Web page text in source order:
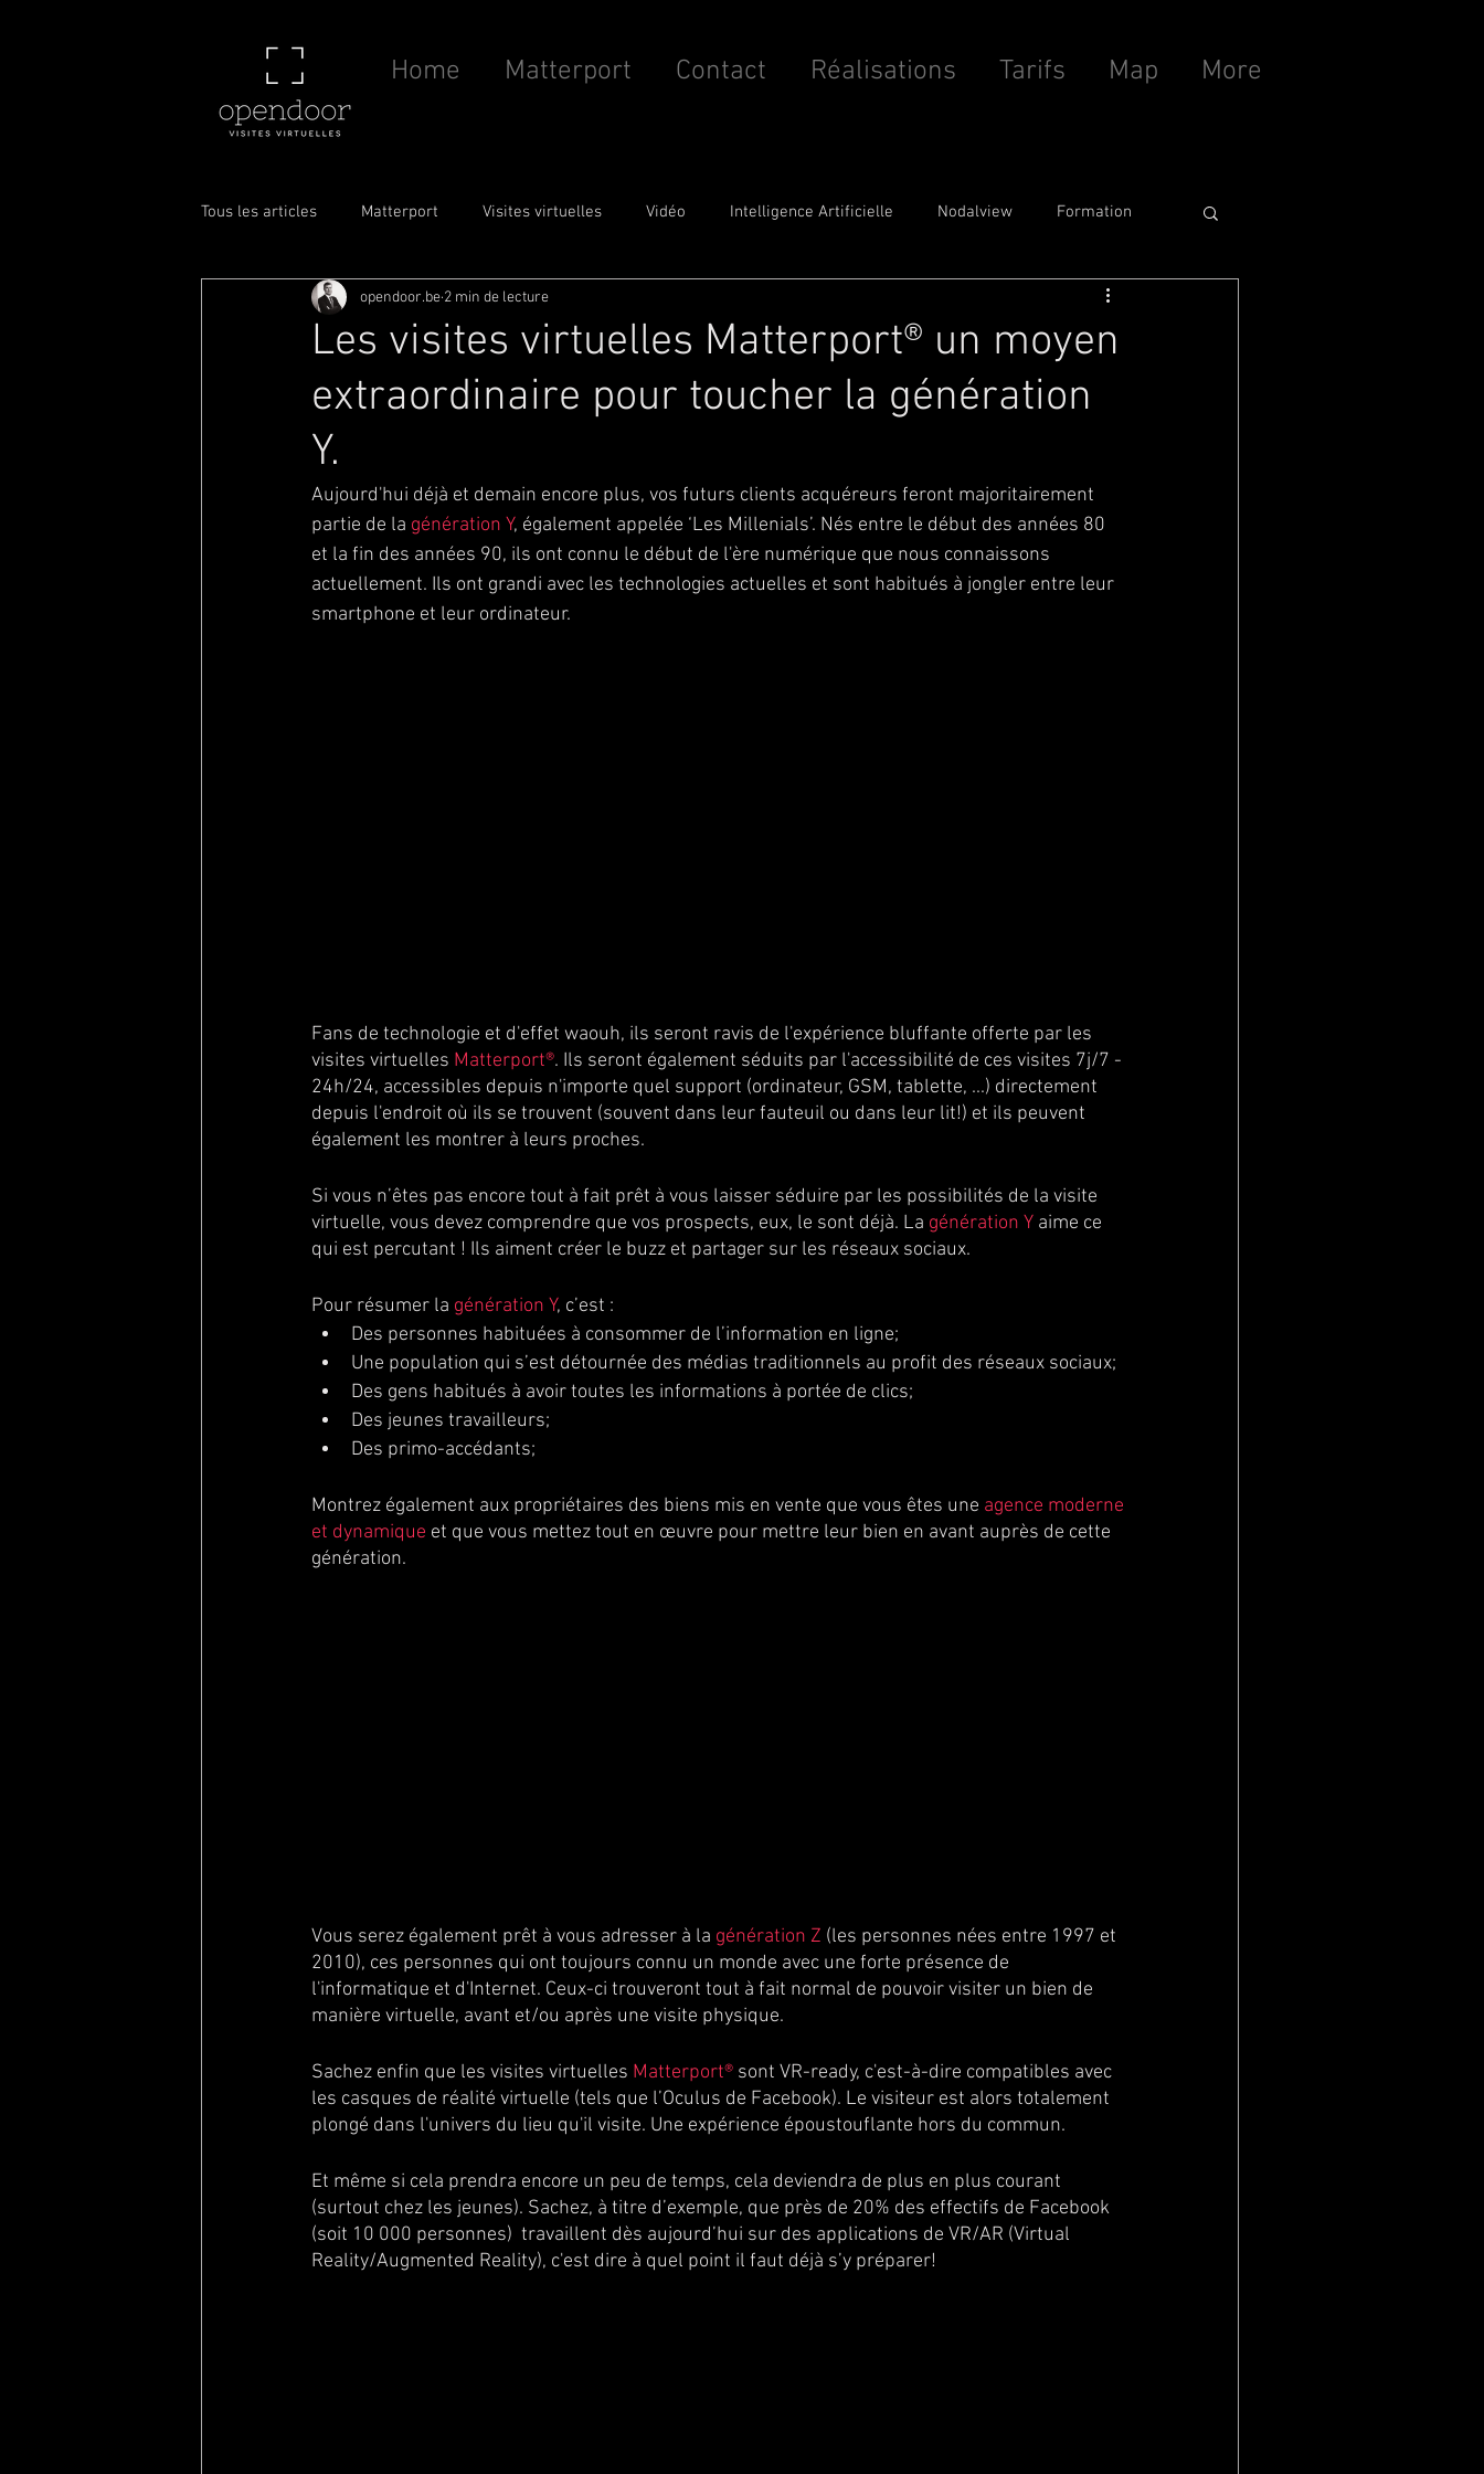
Home Matterport Contact Réalisations Tarifs Map More
Tous les articles Matterport Visites virtuelles Vidéo Intelligence Artificielle Nodalview Formation
Caméra Scan to BIM
Les visites virtuelles Matterport® un moyen
extraordinaire pour toucher la génération
Y.
opendoor.be 2 min de lecture
Aujourd'hui déjà et demain encore plus, vos futurs clients acquéreurs feront majoritairement
partie de la génération Y, également appelée ‘Les Millenials’. Nés entre le début des années 80
et la fin des années 90, ils ont connu le début de l'ère numérique que nous connaissons
actuellement. Ils ont grandi avec les technologies actuelles et sont habitués à jongler entre leur
smartphone et leur ordinateur.
Fans de technologie et d'effet waouh, ils seront ravis de l'expérience bluffante offerte par les
visites virtuelles Matterport®. Ils seront également séduits par l'accessibilité de ces visites 7j/7 -
24h/24, accessibles depuis n'importe quel support (ordinateur, GSM, tablette, ...) directement
depuis l'endroit où ils se trouvent (souvent dans leur fauteuil ou dans leur lit!) et ils peuvent
également les montrer à leurs proches.
Si vous n’êtes pas encore tout à fait prêt à vous laisser séduire par les possibilités de la visite
virtuelle, vous devez comprendre que vos prospects, eux, le sont déjà. La génération Y aime ce
qui est percutant ! Ils aiment créer le buzz et partager sur les réseaux sociaux.
Pour résumer la génération Y, c’est :
Des personnes habituées à consommer de l’information en ligne;
Une population qui s’est détournée des médias traditionnels au profit des réseaux sociaux;
Des gens habitués à avoir toutes les informations à portée de clics;
Des jeunes travailleurs;
Des primo-accédants;
Montrez également aux propriétaires des biens mis en vente que vous êtes une agence moderne
et dynamique et que vous mettez tout en œuvre pour mettre leur bien en avant auprès de cette
génération.
Vous serez également prêt à vous adresser à la génération Z (les personnes nées entre 1997 et
2010), ces personnes qui ont toujours connu un monde avec une forte présence de
l'informatique et d'Internet. Ceux-ci trouveront tout à fait normal de pouvoir visiter un bien de
manière virtuelle, avant et/ou après une visite physique.
Sachez enfin que les visites virtuelles Matterport® sont VR-ready, c'est-à-dire compatibles avec
les casques de réalité virtuelle (tels que l’Oculus de Facebook). Le visiteur est alors totalement
plongé dans l'univers du lieu qu'il visite. Une expérience époustouflante hors du commun.
Et même si cela prendra encore un peu de temps, cela deviendra de plus en plus courant
(surtout chez les jeunes). Sachez, à titre d’exemple, que près de 20% des effectifs de Facebook
(soit 10 000 personnes)  travaillent dès aujourd’hui sur des applications de VR/AR (Virtual
Reality/Augmented Reality), c'est dire à quel point il faut déjà s’y préparer!